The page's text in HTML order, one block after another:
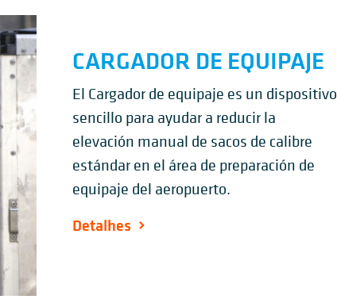
CARGADOR DE EQUIPAJE
El Cargador de equipaje es un dispositivo
sencillo para ayudar a reducir la
elevación manual de sacos de calibre
estándar en el área de preparación de
equipaje del aeropuerto.
Detalhes